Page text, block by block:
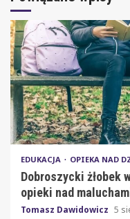
EDUKACJA OPIEKA NAD
Dobroszycki żłobek
opieki nad
Tomasz Dawidowicz 5